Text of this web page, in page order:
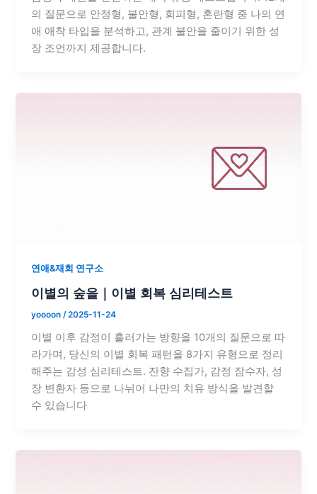
의 질문으로 안정형, 불안형, 회피형, 혼란형 중 나의 연
애 애착 타입을 분석하고, 관계 불안을 줄이기 위한 성
장 조언까지 제공합니다.
연애&재회 연구소
이별의 숲을｜이별 회복 심리테스트
yoooon /2025-11-24
이별 이후 감정이 흘러가는 방향을 10개의 질문으로 따
라가며, 당신의 이별 회복 패턴을 8가지 유형으로 정리
해주는 감성 심리테스트. 잔향 수집가, 감정 잠수자, 성
장 변환자 등으로 나뉘어 나만의 치유 방식을 발견할
수 있습니다